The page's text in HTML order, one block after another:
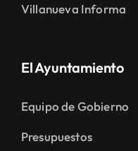
Villanueva Informa
El Ayuntamiento
Equipo de Gobierno
Presupuestos